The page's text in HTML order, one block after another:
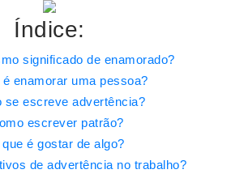
Índice:
significado de enamorado?
é enamorar uma pessoa?
se escreve advertência?
escrever patrão?
é gostar de algo?
de advertência no trabalho?